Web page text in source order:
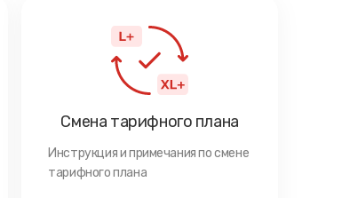
Смена тарифного плана
Инструкция и примечания по смене
тарифного плана